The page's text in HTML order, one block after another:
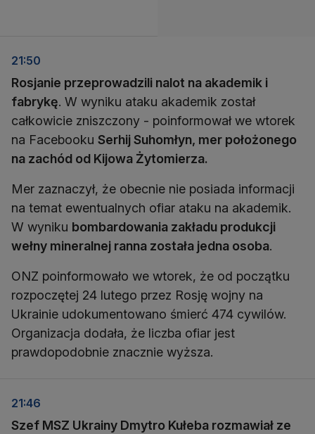
21:50
Rosjanie przeprowadzili nalot na akademik i
fabrykę. W wyniku ataku akademik został
całkowicie zniszczony - poinformował we wtorek
na Facebooku Serhij Suhomłyn, mer położonego
na zachód od Kijowa Żytomierza.
Mer zaznaczył, że obecnie nie posiada informacji
na temat ewentualnych ofiar ataku na akademik.
W wyniku bombardowania zakładu produkcji
wełny mineralnej ranna została jedna osoba.
ONZ poinformowało we wtorek, że od początku
rozpoczętej 24 lutego przez Rosję wojny na
Ukrainie udokumentowano śmierć 474 cywilów.
Organizacja dodała, że liczba ofiar jest
prawdopodobnie znacznie wyższa.
21:46
Szef MSZ Ukrainy Dmytro Kułeba rozmawiał ze